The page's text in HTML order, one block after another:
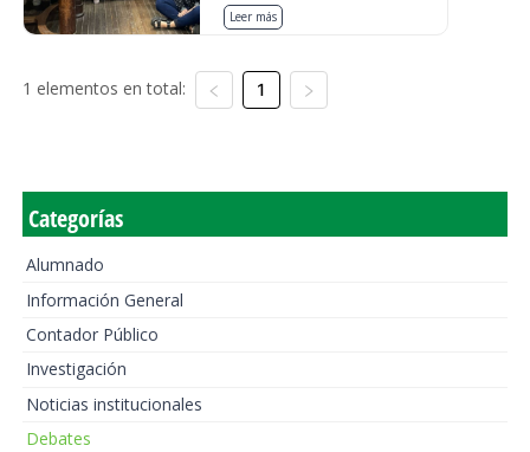
Leer más
1 elementos en total: 1
Categorías
Alumnado
Información General
Contador Público
Investigación
Noticias institucionales
Debates